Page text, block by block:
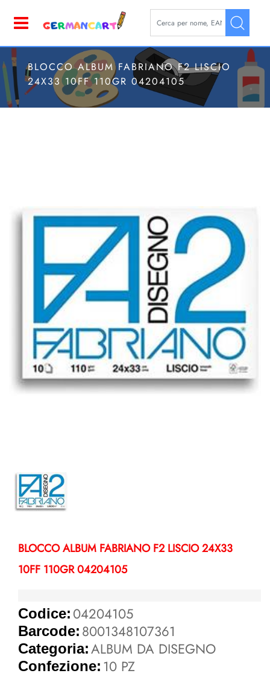
La modifica di un filtro
BLOCCO ALBUM FABRIANO F2 LISCIO
24X33 10FF 110GR 04204105
BLOCCO ALBUM FABRIANO F2 LISCIO 24X33
10FF 110GR 04204105
Codice: 04204105
Barcode: 8001348107361
Categoria:ALBUM DA DISEGNO
Confezione: 10 PZ